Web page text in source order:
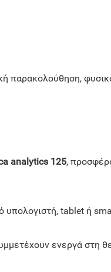
παρακολούθηση,
analytics 125,
υπολογιστή, tablet ή
ενεργά στη